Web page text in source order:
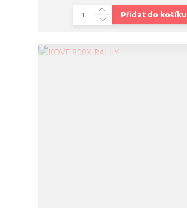
Přidat do košíku